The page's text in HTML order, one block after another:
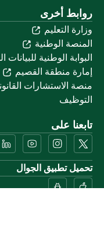
روابط أخرى
وزارة التعليم
المنصة الوطنية
البوابة الوطنية للبيانات
إمارة منطقة القصيم
منصة الاستشارات
التوظيف
تابعنا على
تحميل تطبيق الجوال